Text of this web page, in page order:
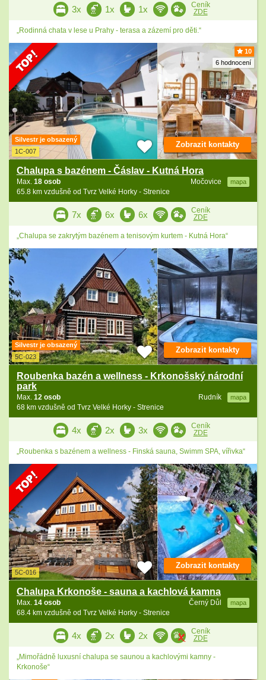
3x 1x 1x
Ceník
ZDE
„Rodinná chata v lese u Prahy - terasa a zázemí pro děti.“
10
6 hodnocení
Silvestr je obsazený
1C-007
Chalupa s bazénem - Čáslav - Kutná Hora
Močovice mapa
Max. 18 osob
65.8 km vzdušně od Tvrz Velké Horky - Strenice
Zobrazit kontakty
7x 6x 6x
Ceník
ZDE
„Chalupa se zakrytým bazénem a tenisovým kurtem - Kutná Hora“
Silvestr je obsazený
5C-023
Roubenka bazén a wellness - Krkonošský národní
park
Rudník mapa
Max. 12 osob
68 km vzdušně od Tvrz Velké Horky - Strenice
Zobrazit kontakty
4x 2x 3x
Ceník
ZDE
„Roubenka s bazénem a wellness - Finská sauna, Swimm SPA, vířivka“
5C-016
Chalupa Krkonoše - sauna a kachlová kamna
Černý Důl mapa
Max. 14 osob
68.4 km vzdušně od Tvrz Velké Horky - Strenice
Zobrazit kontakty
4x 2x 2x
Ceník
ZDE
„Mimořádně luxusní chalupa se saunou a kachlovými kamny -
Krkonoše“